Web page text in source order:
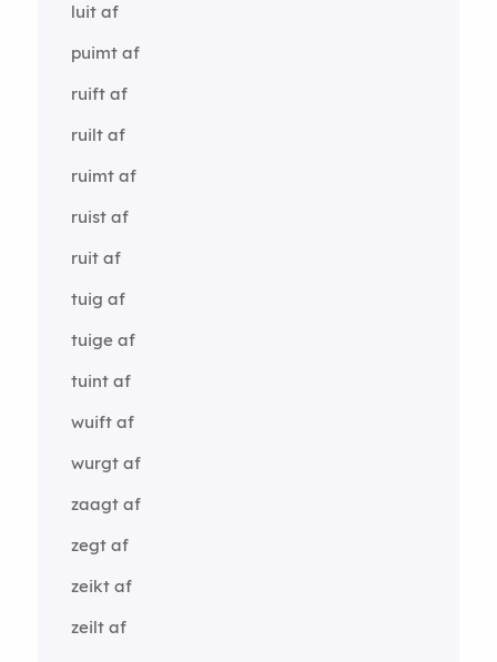
luit af
puimt af
ruift af
ruilt af
ruimt af
ruist af
ruit af
tuig af
tuige af
tuint af
wuift af
wurgt af
zaagt af
zegt af
zeikt af
zeilt af